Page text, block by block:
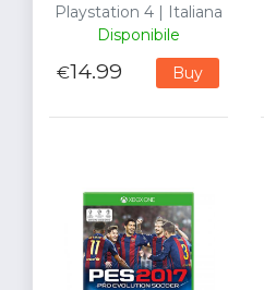
Playstation 4 | Italiana
Disponibile
€14.99 Buy